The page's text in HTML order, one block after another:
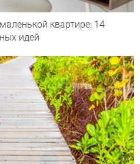
квартире: 14
идей